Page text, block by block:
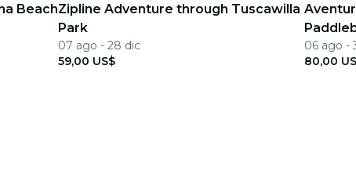
BeachZipline Adventure through Tuscawilla
Park
07 ago - 28 dic
59,00 US$
06 ago -
80,00